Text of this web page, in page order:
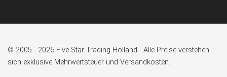
© 2005 - 2026 Five Star Trading Holland - Alle Preise verstehen
sich exklusive Mehrwertsteuer und Versandkosten.